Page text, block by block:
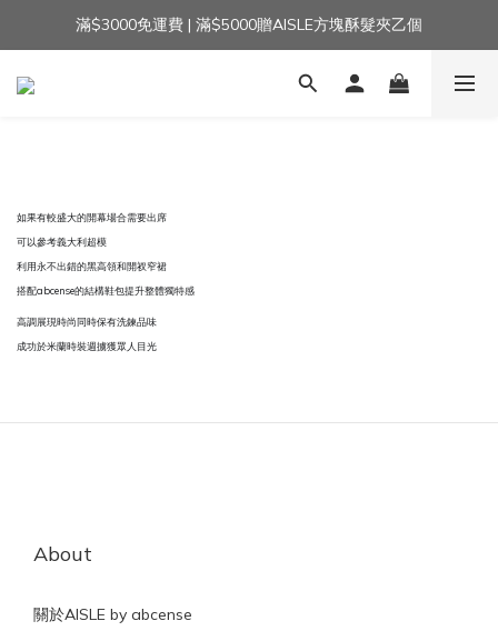
加入官方LINE｜領$100 👉
滿$3000免運費 | 滿$5000贈AISLE方塊酥髮夾乙個
加入官方LINE｜領$100 👉
如果有較盛大的開幕場合需要出席
可以參考義大利超模
利用永不出錯的黑高領和開衩窄裙
搭配abcense的結構鞋包提升整體獨特感
高調展現時尚同時保有洗鍊品味
成功於米蘭時裝週擄獲眾人目光
About
關於AISLE by abcense